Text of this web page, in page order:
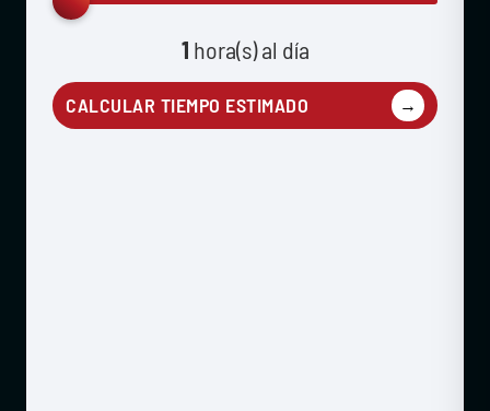
1 hora(s) al día
CALCULAR TIEMPO ESTIMADO →